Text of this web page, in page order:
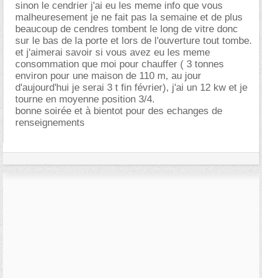
sinon le cendrier j'ai eu les meme info que vous
malheuresement je ne fait pas la semaine et de plus
beaucoup de cendres tombent le long de vitre donc
sur le bas de la porte et lors de l'ouverture tout tombe.
et j'aimerai savoir si vous avez eu les meme
consommation que moi pour chauffer ( 3 tonnes
environ pour une maison de 110 m, au jour
d'aujourd'hui je serai 3 t fin février), j'ai un 12 kw et je
tourne en moyenne position 3/4.
bonne soirée et à bientot pour des echanges de
renseignements